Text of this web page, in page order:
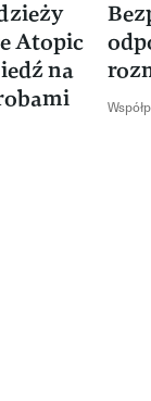
Atopic
na